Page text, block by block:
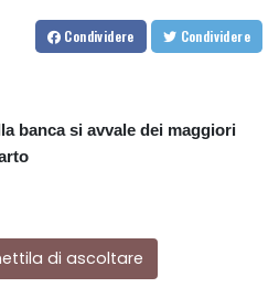
Condividere Condividere
banca si avvale dei maggiori
di ascoltare